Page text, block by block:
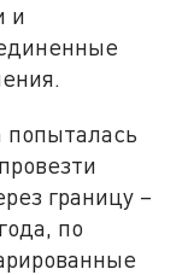
и
попыталась
границу –
по